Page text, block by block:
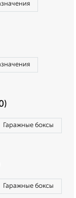
Гаражные боксы
Гаражные боксы